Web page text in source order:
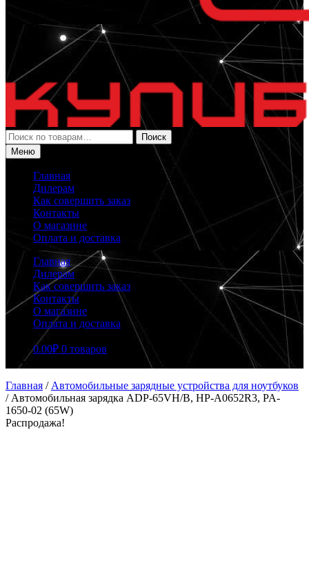
Искать:
Поиск
Меню
Главная
Дилерам
Как совершить заказ
Контакты
О магазине
Оплата и доставка
Главная
Дилерам
Как совершить заказ
Контакты
О магазине
Оплата и доставка
0.00₽ 0 товаров
Главная / Автомобильные зарядные устройства для ноутбуков
/ Автомобильная зарядка ADP-65VH/B, HP-A0652R3, PA-
1650-02 (65W)
Распродажа!